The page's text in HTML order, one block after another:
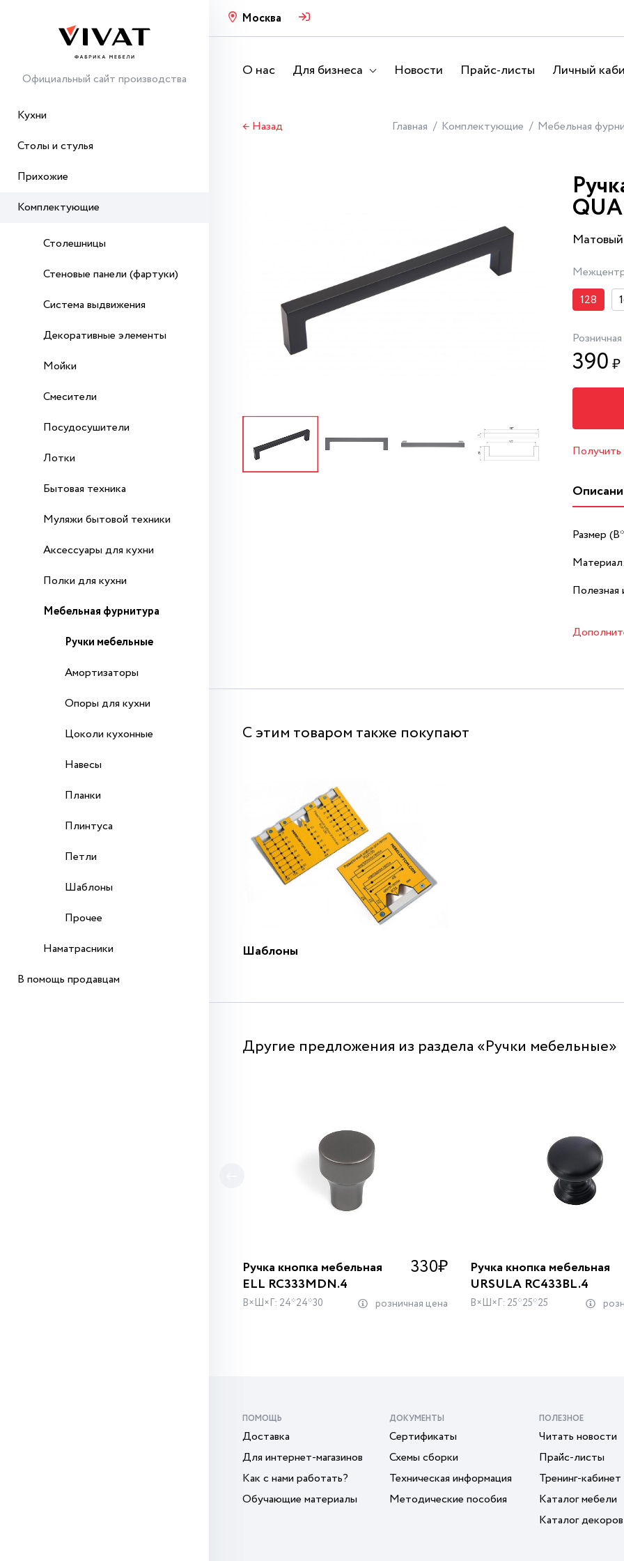
Официальный сайт производства
Кухни
Столы и стулья
Прихожие
Комплектующие
Столешницы
Стеновые панели (фартуки)
Система выдвижения
Декоративные элементы
Мойки
Смесители
Посудосушители
Лотки
Бытовая техника
Муляжи бытовой техники
Аксессуары для кухни
Полки для кухни
Мебельная фурнитура
Ручки мебельные
Амортизаторы
Опоры для кухни
Цоколи кухонные
Навесы
Планки
Плинтуса
Петли
Шаблоны
Прочее
Наматрасники
В помощь продавцам
Москва
О нас Для бизнеса Новости Прайс-листы Личный
← Назад Главная Комплектующие Мебельная
128
390 ₽
Размер
Полезная
С этим товаром также покупают
Шаблоны
Другие предложения из раздела «Ручки мебельные»
Ручка кнопка мебельная
ELL RC333MDN.4
330₽
В×Ш×Г: 24*24*30 розничная цена
Ручка кнопка мебельная
URSULA RC433BL.4
В×Ш×Г: 25*25*25
ПОМОЩЬ
Доставка
Для интернет-магазинов
Как с нами работать?
Обучающие материалы
ДОКУМЕНТЫ
Сертификаты
Схемы сборки
Техническая информация
Методические пособия
ПОЛЕЗНОЕ
Читать новости
Прайс-листы
Тренинг-кабинет
Каталог мебели
Каталог декоров